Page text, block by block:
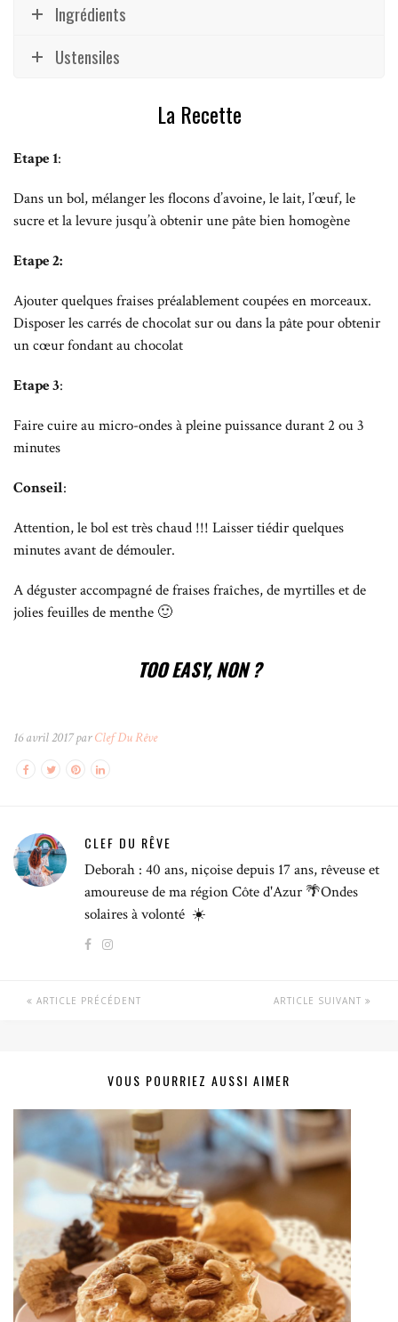
Ingrédients
Ustensiles
La Recette
Etape 1:
Dans un bol, mélanger les flocons d’avoine, le lait, l’œuf, le
sucre et la levure jusqu’à obtenir une pâte bien homogène
Etape 2:
Ajouter quelques fraises préalablement coupées en morceaux.
Disposer les carrés de chocolat sur ou dans la pâte pour obtenir
un cœur fondant au chocolat
Etape 3:
Faire cuire au micro-ondes à pleine puissance durant 2 ou 3
minutes
Conseil:
Attention, le bol est très chaud !!! Laisser tiédir quelques
minutes avant de démouler.
A déguster accompagné de fraises fraîches, de myrtilles et de
jolies feuilles de menthe 🙂
TOO EASY, NON ?
16 avril 2017 parClef Du Rêve
CLEF DU RÊVE
Deborah : 40 ans, niçoise depuis 17 ans, rêveuse et
amoureuse de ma région Côte d'Azur 🌴Ondes
solaires à volonté ☀️
ARTICLE PRÉCÉDENT ARTICLE SUIVANT
VOUS POURRIEZ AUSSI AIMER